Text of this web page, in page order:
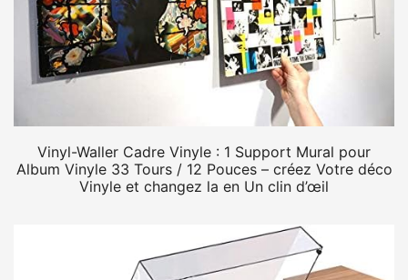
Vinyl-Waller Cadre Vinyle : 1 Support Mural pour
Album Vinyle 33 Tours / 12 Pouces – créez Votre déco
Vinyle et changez la en Un clin d’œil